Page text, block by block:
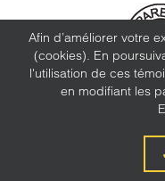
Afin d’améliorer votre
(cookies). En
l'utilisation de ces
en modifiant les